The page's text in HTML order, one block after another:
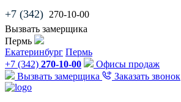
+7 (342) 270-10-00
Вызвать замерщика
Пермь
Екатеринбург Пермь
+7 (342) 270-10-00
Офисы продаж
Вызвать замерщика
Заказать звонок